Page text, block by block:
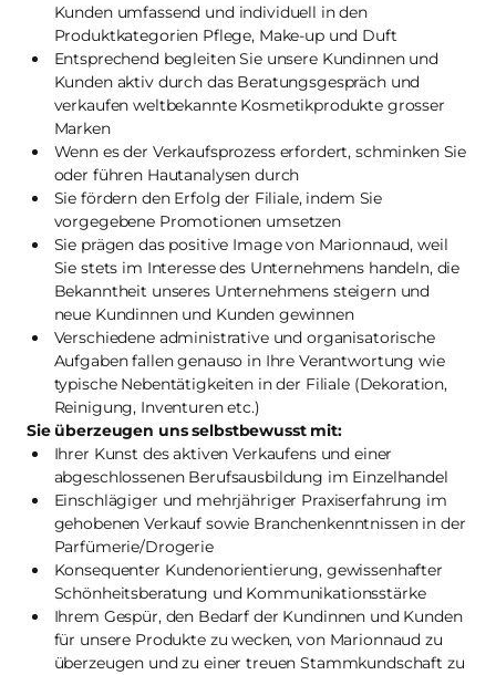
Kunden umfassend und individuell in den
Produktkategorien Pflege, Make-up und Duft
Entsprechend begleiten Sie unsere Kundinnen und
Kunden aktiv durch das Beratungsgespräch und
verkaufen weltbekannte Kosmetikprodukte grosser
Marken
Wenn es der Verkaufsprozess erfordert, schminken Sie
oder führen Hautanalysen durch
Sie fördern den Erfolg der Filiale, indem Sie
vorgegebene Promotionen umsetzen
Sie prägen das positive Image von Marionnaud, weil
Sie stets im Interesse des Unternehmens handeln, die
Bekanntheit unseres Unternehmens steigern und
neue Kundinnen und Kunden gewinnen
Verschiedene administrative und organisatorische
Aufgaben fallen genauso in Ihre Verantwortung wie
typische Nebentätigkeiten in der Filiale (Dekoration,
Reinigung, Inventuren etc.)
Sie überzeugen uns selbstbewusst mit:
Ihrer Kunst des aktiven Verkaufens und einer
abgeschlossenen Berufsausbildung im Einzelhandel
Einschlägiger und mehrjähriger Praxiserfahrung im
gehobenen Verkauf sowie Branchenkenntnissen in der
Parfümerie/Drogerie
Konsequenter Kundenorientierung, gewissenhafter
Schönheitsberatung und Kommunikationsstärke
Ihrem Gespür, den Bedarf der Kundinnen und Kunden
für unsere Produkte zu wecken, von Marionnaud zu
überzeugen und zu einer treuen Stammkundschaft zu